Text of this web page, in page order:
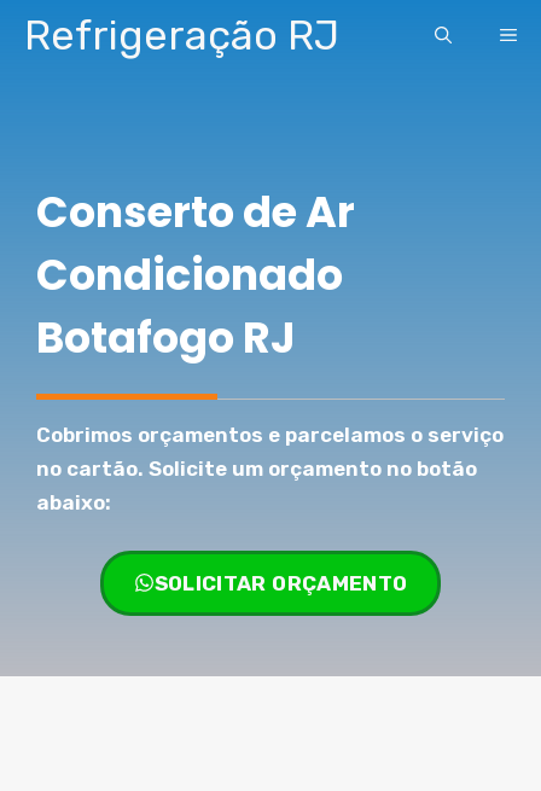
Pular
paraRefrigeração RJ
Conserto de Ar
Condicionado
Botafogo RJ
Cobrimos orçamentos e parcelamos o serviço
no cartão. Solicite um orçamento no botão
abaixo:
SOLICITAR ORÇAMENTO